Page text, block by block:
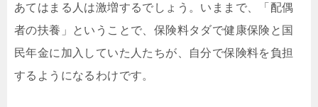
あてはまる人は激増するでしょう。いままで、「配偶
者の扶養」ということで、保険料タダで健康保険と国
民年金に加入していた人たちが、自分で保険料を負担
するようになるわけです。